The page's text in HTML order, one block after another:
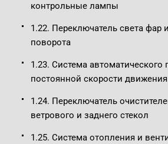
контрольные лампы
1.22. Переключатель света фар
поворота
1.23. Система автоматического
постоянной скорости
1.24. Переключатель
ветрового и заднего стекол
1.25. Система отопления и